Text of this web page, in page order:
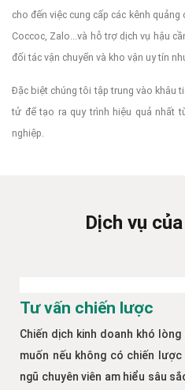
cho đến việc cung cấp các kênh
Coccoc, Zalo...và hỗ trợ dịch vụ hậu
đối tác vận chuyển và kho vận uy tín
Đặc biệt chúng tôi tập trung vào khâu
tử để tạo ra quy trình hiệu quả nhất
nghiệp.
Dịch vụ
Tư vấn chiến lược
Chiến dịch kinh doanh khó
muốn nếu không có chiến
ngũ chuyên viên am hiểu sâu